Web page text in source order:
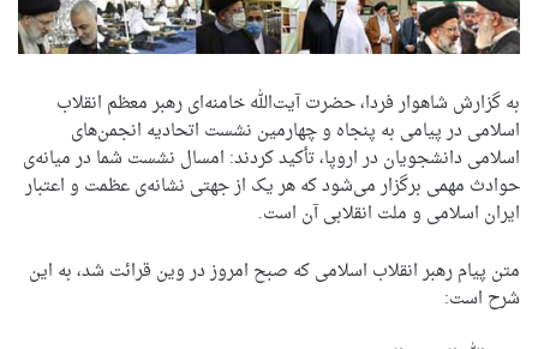
به گزارش شاهوار فردا، حضرت آیت‌الله خامنه‌ای رهبر معظم انقلاب
اسلامی در پیامی به پنجاه و چهارمین نشست اتحادیه انجمن‌های
اسلامی دانشجویان در اروپا، تأکید کردند: امسال نشست شما در میانه‌ی
حوادث مهمی برگزار می‌شود که هر یک از جهتی نشانه‌ی عظمت و اعتبار
ایران اسلامی و ملت انقلابی آن است.
متن پیام رهبر انقلاب اسلامی که صبح امروز در وین قرائت شد، به این
شرح است: